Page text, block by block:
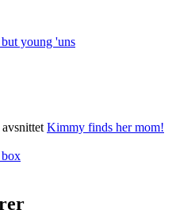
young 'uns
avsnittet Kimmy finds her mom!